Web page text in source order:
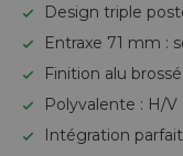
Design triple
Entraxe 71 mm :
Finition alu
Polyvalente : H/
Intégration